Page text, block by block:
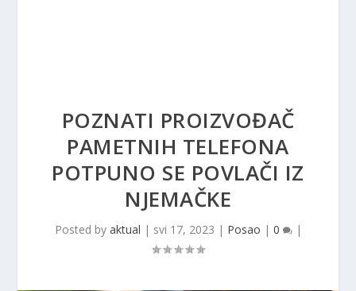
POZNATI PROIZVOĐAČ
PAMETNIH TELEFONA
POTPUNO SE POVLAČI IZ
NJEMAČKE
Posted by aktual | svi 17, 2023 | Posao | 0 |